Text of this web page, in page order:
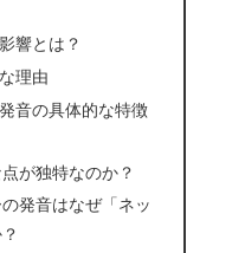
響とは？
理由
音の具体的な特徴
が独特なのか？
発音はなぜ「ネッ